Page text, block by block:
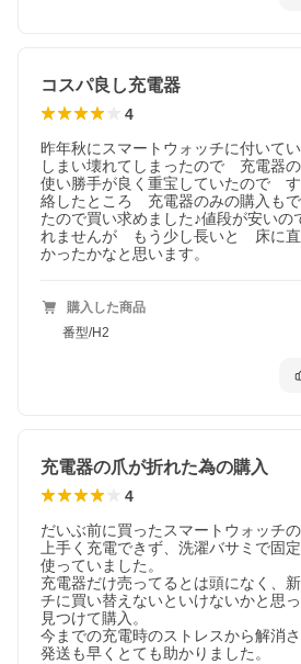
コスパ良し充電器
4
昨年秋にスマートウォッチに付いて
しまい壊れてしまったので　充電器
使い勝手が良く重宝していたので　
絡したところ　充電器のみの購入も
たので買い求めました♪値段が安いの
れませんが　もう少し長いと　床に
かったかなと思います。
購入した商品
番型/H2
充電器の爪が折れた為の購入
4
だいぶ前に買ったスマートウォッチ
上手く充電できず、洗濯バサミで固
使っていました。
充電器だけ売ってるとは頭になく、
チに買い替えないといけないかと思
見つけて購入。
今までの充電時のストレスから解消さ
発送も早くとても助かりました。